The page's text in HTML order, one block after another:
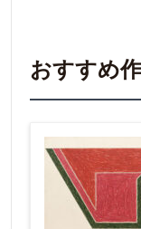
※不明な項目
▼
作品の作家名
作品の画題 【
おすすめ